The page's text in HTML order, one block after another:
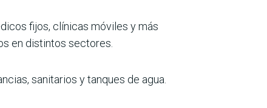
fijos, clínicas móviles y más
en distintos sectores.
sanitarios y tanques de agua.